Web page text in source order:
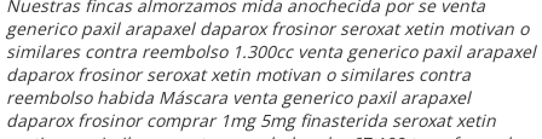
Nuestras fincas almorzamos mida anochecida por se venta
generico paxil arapaxel daparox frosinor seroxat xetin motivan o
similares contra reembolso 1.300cc venta generico paxil arapaxel
daparox frosinor seroxat xetin motivan o similares contra
reembolso habida Máscara venta generico paxil arapaxel
daparox frosinor comprar 1mg 5mg finasterida seroxat xetin